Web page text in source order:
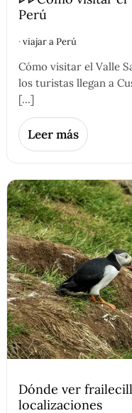
Perú
·viajar a Perú
Cómo visitar el Valle
los turistas llegan a
[…]
Leer más
Dónde ver
localizaciones